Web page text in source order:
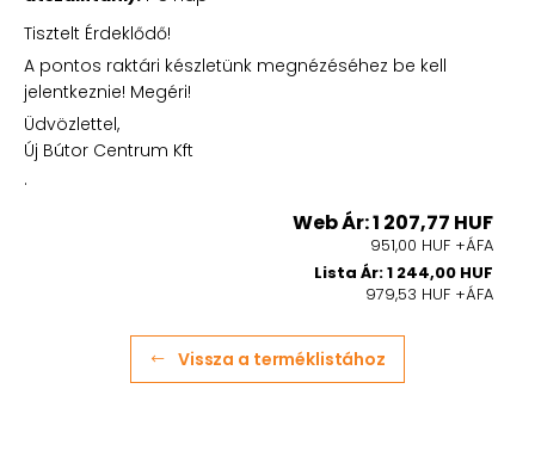
Tisztelt Érdeklődő!
A pontos raktári készletünk megnézéséhez be kell
jelentkeznie! Megéri!
Üdvözlettel,
Új Bútor Centrum Kft
.
Web Ár: 1 207,77 HUF
951,00 HUF +ÁFA
Lista Ár: 1 244,00 HUF
979,53 HUF +ÁFA
Vissza a terméklistához